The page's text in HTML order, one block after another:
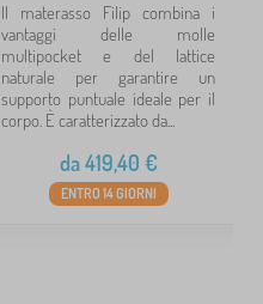
Il materasso Filip combina i
vantaggi delle molle
multipocket e del lattice
naturale per garantire un
supporto puntuale ideale per il
corpo. È caratterizzato da...
da419,40 €
ENTRO 14 GIORNI